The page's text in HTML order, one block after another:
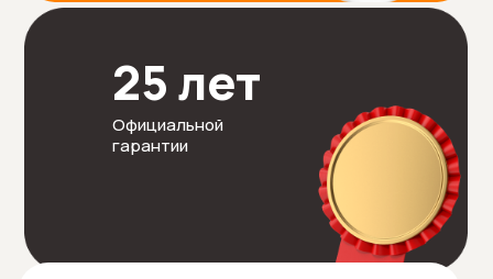
25 лет
Официальной
гарантии